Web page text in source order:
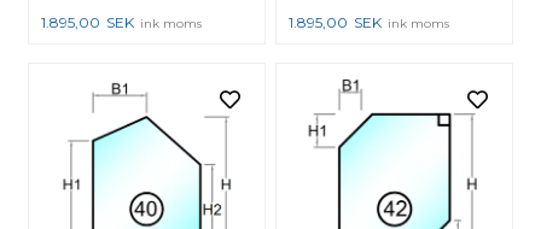
1.895,00 SEK ink moms 1.895,00 SEK ink moms